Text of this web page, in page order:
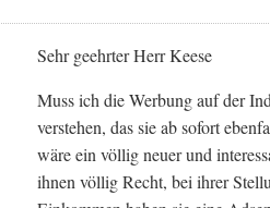
Sehr geehrter Herr Keese
Muss ich die Werbung auf der
verstehen, das sie ab sofort
wäre ein völlig neuer und
ihnen völlig Recht, bei ihrer